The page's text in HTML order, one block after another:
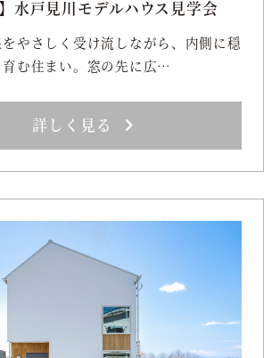
水戸見川モデルハウス見学会
やさしく受け流しながら、内側に穏
む住まい。窓の先に広…
詳しく見る